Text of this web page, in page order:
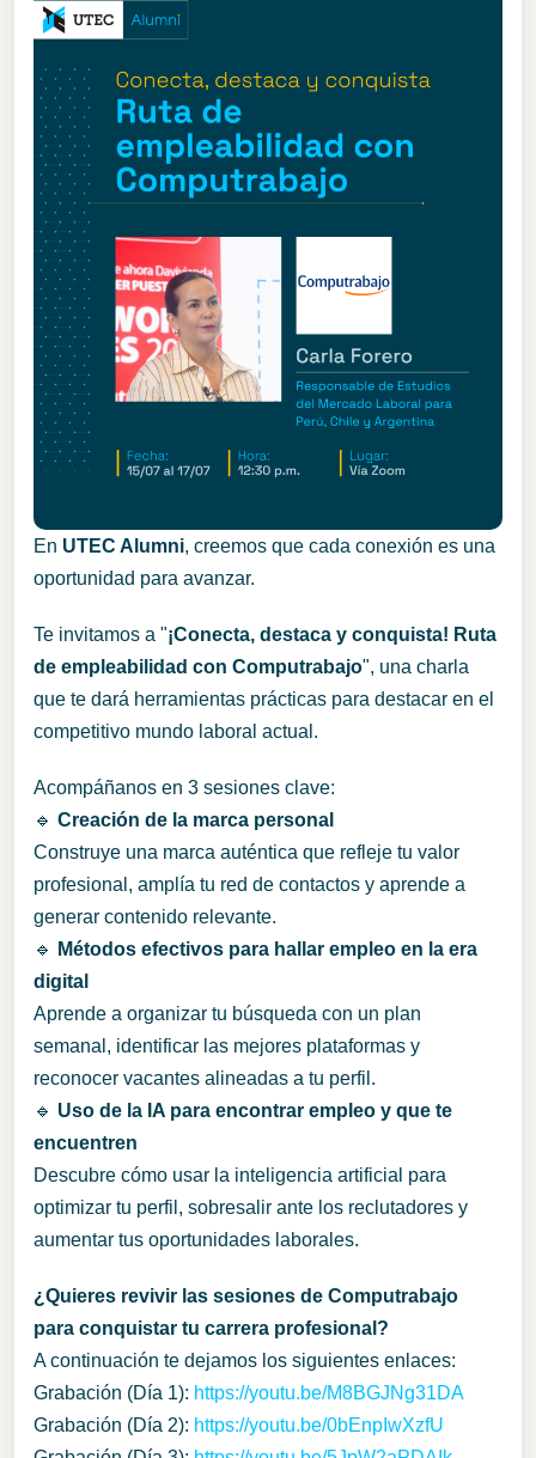
En UTEC Alumni, creemos que cada conexión es una
oportunidad para avanzar.
Te invitamos a "¡Conecta, destaca y conquista! Ruta
de empleabilidad con Computrabajo", una charla
que te dará herramientas prácticas para destacar en el
competitivo mundo laboral actual.
Acompáñanos en 3 sesiones clave:
🔹 Creación de la marca personal
Construye una marca auténtica que refleje tu valor
profesional, amplía tu red de contactos y aprende a
generar contenido relevante.
🔹
Métodos efectivos para hallar empleo en la era
digital
Aprende a organizar tu búsqueda con un plan
semanal, identificar las mejores plataformas y
reconocer vacantes alineadas a tu perfil.
🔹 Uso de la IA para encontrar empleo y que te
encuentren
Descubre cómo usar la inteligencia artificial para
optimizar tu perfil, sobresalir ante los reclutadores y
aumentar tus oportunidades laborales.
¿Quieres revivir las sesiones de Computrabajo
para conquistar tu carrera profesional?
A continuación te dejamos los siguientes enlaces:
Grabación (Día 1): https://youtu.be/M8BGJNg31DA
Grabación (Día 2): https://youtu.be/0bEnpIwXzfU